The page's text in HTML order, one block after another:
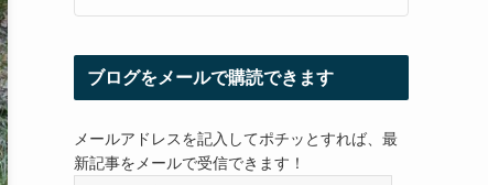
ブログをメールで購読できます
メールアドレスを記入してポチッとすれば、最
新記事をメールで受信できます！